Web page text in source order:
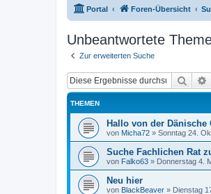
Portal Foren-Übersicht
Unbeantwortete
Zur erweiterten Suche
Suche
THEMEN
Hallo von der Dänische
von Micha72 » Sonntag 24.
Suche Fachlichen Rat
von Falko63 » Donnerstag 4.
Neu hier
von BlackBeaver » Dienstag